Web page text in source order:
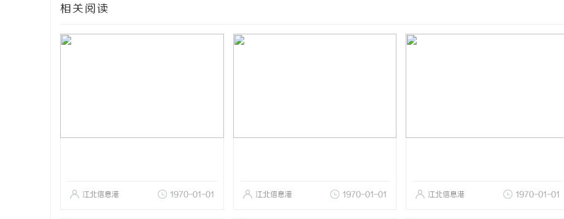
相关阅读
江北信息港 1970-01-01 江北信息港 1970-01-01 江北信息港 1970-01-01